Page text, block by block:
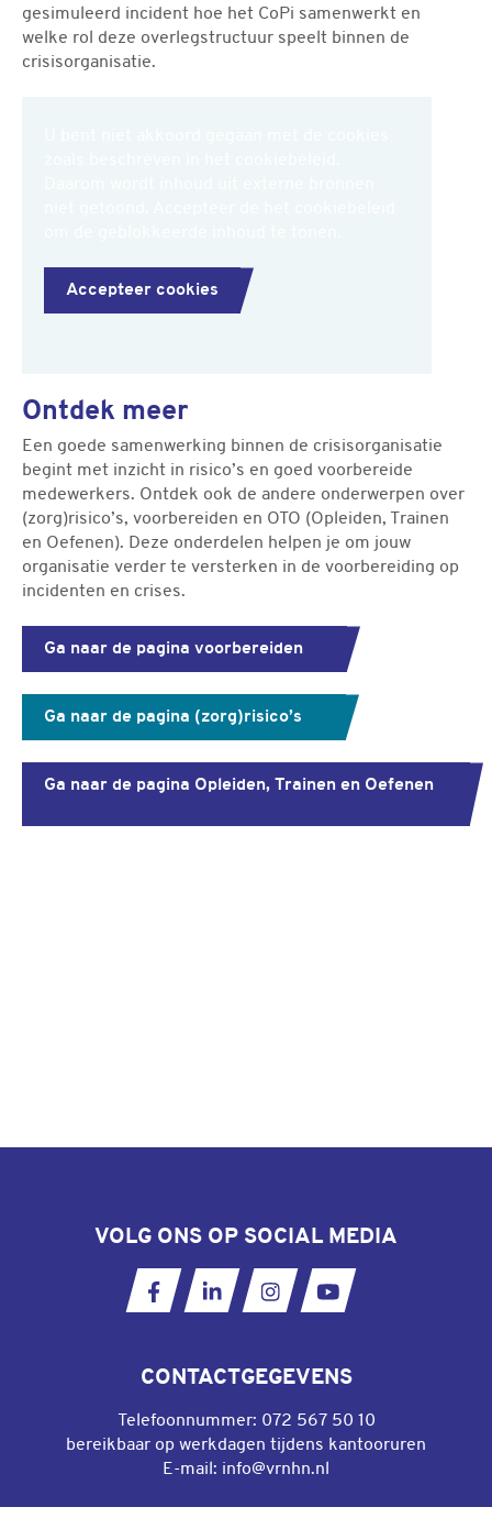
gesimuleerd incident hoe het CoPi samenwerkt en
welke rol deze overlegstructuur speelt binnen de
crisisorganisatie.
Accepteer cookies
Ontdek meer
Een goede samenwerking binnen de crisisorganisatie
begint met inzicht in risico’s en goed voorbereide
medewerkers. Ontdek ook de andere onderwerpen over
(zorg)risico’s, voorbereiden en OTO (Opleiden, Trainen
en Oefenen). Deze onderdelen helpen je om jouw
organisatie verder te versterken in de voorbereiding op
incidenten en crises.
Ga naar de pagina voorbereiden
Ga naar de pagina (zorg)risico’s
Ga naar de pagina Opleiden, Trainen en Oefenen
VOLG ONS OP SOCIAL MEDIA
Ga naar onze Facebookpagina
Ga naar onze LinkedIn pagina
Ga naar onze
Ga naar ons
CONTACTGEGEVENS
Telefoonnummer: 072 567 50 10
bereikbaar op werkdagen tijdens kantooruren
E-mail: info@vrnhn.nl